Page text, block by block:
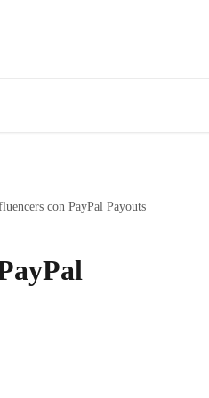
con PayPal Payouts